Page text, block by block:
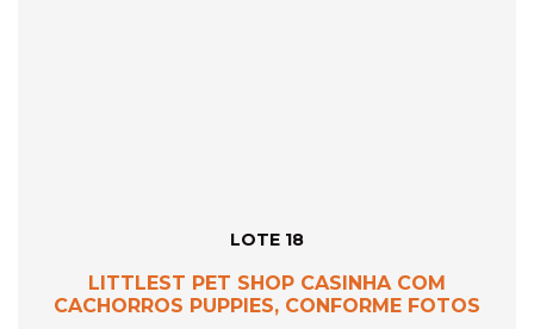
LOTE 18
LITTLEST PET SHOP CASINHA COM
CACHORROS PUPPIES, CONFORME FOTOS